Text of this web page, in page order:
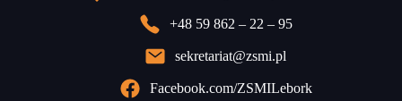
+48 59 862 – 22 – 95
sekretariat@zsmi.pl
Facebook.com/ZSMILebork